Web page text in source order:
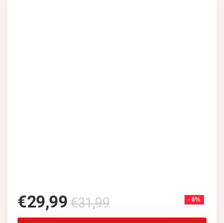
- 6%
€31,99Ursprünglicher
Preis
€29,99 Aktueller
Preis